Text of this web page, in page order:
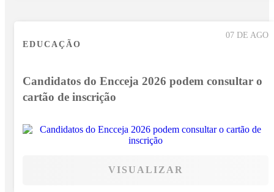
07 DE AGO
EDUCAÇÃO
Candidatos do Encceja 2026 podem consultar o
cartão de inscrição
VISUALIZAR